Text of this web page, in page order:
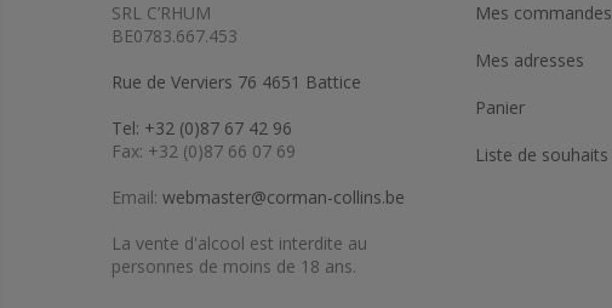
SRL C’RHUM
BE0783.667.453
Rue de Verviers 76 4651 Battice
Tel: +32 (0)87 67 42 96
Fax: +32 (0)87 66 07 69
Email: webmaster@corman-collins.be
La vente d'alcool est interdite au
personnes de moins de 18 ans.
Mes commandes
Mes adresses
Panier
Liste de souhaits